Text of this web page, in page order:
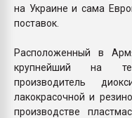
на Украине и сама
поставок.
Расположенный в
крупнейший на
производитель
лакокрасочной и
производстве